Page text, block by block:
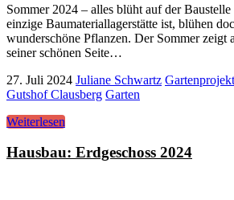
Sommer 2024 – alles blüht auf der
einzige Baumateriallagerstätte ist, blühen
wunderschöne Pflanzen. Der Sommer zeigt
seiner schönen Seite…
27. Juli 2024 Juliane Schwartz Gartenprojekt
Gutshof Clausberg Garten
Weiterlesen
Hausbau: Erdgeschoss 2024